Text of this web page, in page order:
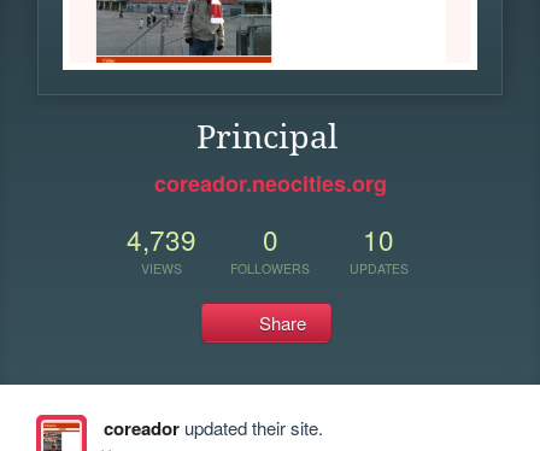
Principal
coreador.neocities.org
4,739
VIEWS
0
FOLLOWERS
10
UPDATES
Share
coreadorupdated their site.